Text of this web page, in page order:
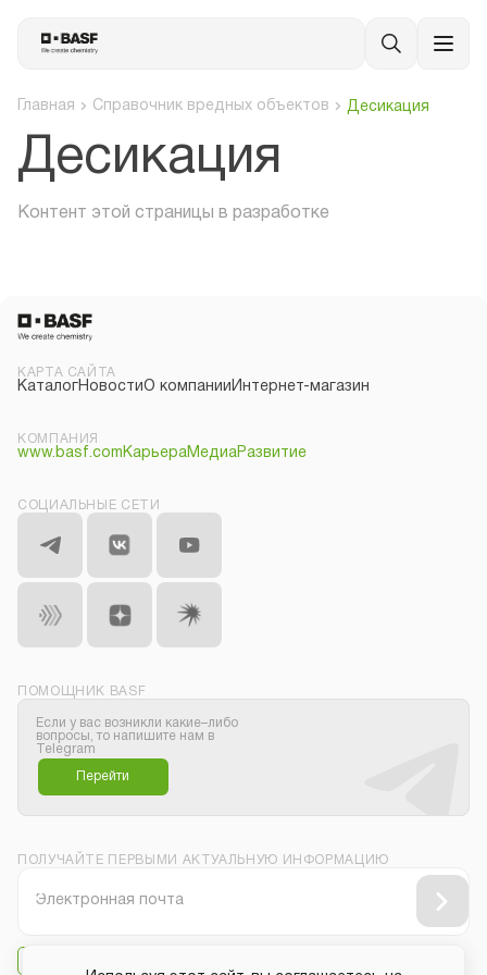
Главная Справочник вредных объектов Десикация
Десикация
Контент этой страницы в разработке
КАРТА САЙТА
КаталогНовостиО компании Интернет-магазин
КОМПАНИЯ
www.basf.com КарьераМедиаРазвитие
СОЦИАЛЬНЫЕ СЕТИ
ПОМОЩНИК BASF
Если у вас возникли какие–либо
вопросы, то напишите нам в
Telegram
Перейти
ПОЛУЧАЙТЕ ПЕРВЫМИ АКТУАЛЬНУЮ ИНФОРМАЦИЮ